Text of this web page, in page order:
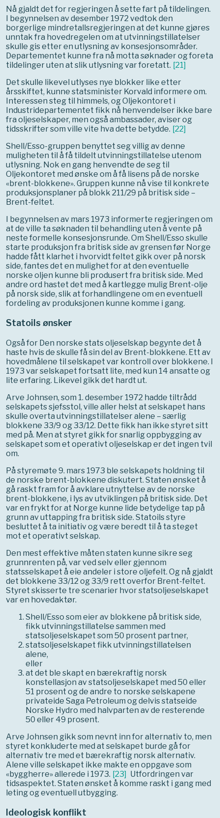
Nå gjaldt det for regjeringen å sette fart på tildelingen.
I begynnelsen av desember 1972 vedtok den
borgerlige mindretallsregjeringen at det kunne gjøres
unntak fra hovedregelen om at utvinningstillatelser
skulle gis etter en utlysning av konsesjonsområder.
Departementet kunne fra nå motta søknader og foreta
tildelinger uten at slik utlysning var foretatt. [21]
Det skulle likevel utlyses nye blokker like etter
årsskiftet, kunne statsminister Korvald informere om.
Interessen steg til himmels, og Oljekontoret i
Industridepartementet fikk nå henvendelser ikke bare
fra oljeselskaper, men også ambassader, aviser og
tidsskrifter som ville vite hva dette betydde. [22]
Shell/Esso-gruppen benyttet seg villig av denne
muligheten til å få tildelt utvinningstillatelse utenom
utlysning. Nok en gang henvendte de seg til
Oljekontoret med ønske om å få lisens på de norske
«brent-blokkene». Gruppen kunne nå vise til konkrete
produksjonsplaner på blokk 211/29 på britisk side –
Brent-feltet.
I begynnelsen av mars 1973 informerte regjeringen om
at de ville ta søknaden til behandling uten å vente på
neste formelle konsesjonsrunde. Om Shell/Esso skulle
starte produksjon fra britisk side av grensen før Norge
hadde fått klarhet i hvorvidt feltet gikk over på norsk
side, fantes det en mulighet for at den eventuelle
norske oljen kunne bli produsert fra britisk side. Med
andre ord hastet det med å kartlegge mulig Brent-olje
på norsk side, slik at forhandlingene om en eventuell
fordeling av produksjonen kunne komme i gang.
Statoils ønsker
Også for Den norske stats oljeselskap begynte det å
haste hvis de skulle få sin del av Brent-blokkene. Ett av
hovedmålene til selskapet var kontroll over blokkene. I
1973 var selskapet fortsatt lite, med kun 14 ansatte og
lite erfaring. Likevel gikk det hardt ut.
Arve Johnsen, som 1. desember 1972 hadde tiltrådd
selskapets sjefsstol, ville aller helst at selskapet hans
skulle overta utvinningstillatelser alene – særlig
blokkene 33/9 og 33/12. Dette fikk han ikke styret sitt
med på. Men at styret gikk for snarlig oppbygging av
selskapet som et operativt oljeselskap er det ingen tvil
om.
På styremøte 9. mars 1973 ble selskapets holdning til
de norske brent-blokkene diskutert. Staten ønsket å
gå raskt fram for å avklare utnyttelse av de norske
brent-blokkene, i lys av utviklingen på britisk side. Det
var en frykt for at Norge kunne lide betydelige tap på
grunn av uttapping fra britisk side. Statoils styre
besluttet å ta initiativ og være beredt til å ta steget
mot et operativt selskap.
Den mest effektive måten staten kunne sikre seg
grunnrenten på, var ved selv eller gjennom
statsselskapet å eie andeler i store oljefelt. Og nå gjaldt
det blokkene 33/12 og 33/9 rett overfor Brent-feltet.
Styret skisserte tre scenarier hvor statsoljeselskapet
var en hovedaktør.
Shell/Esso som eier av blokkene på britisk side,
fikk utvinningstillatelse sammen med
statsoljeselskapet som 50 prosent partner,
statsoljeselskapet fikk utvinningstillatelsen
alene,
eller
at det ble skapt en bærekraftig norsk
konstellasjon av statsoljeselskapet med 50 eller
51 prosent og de andre to norske selskapene
privateide Saga Petroleum og delvis statseide
Norske Hydro med halvparten av de resterende
50 eller 49 prosent.
Arve Johnsen gikk som nevnt inn for alternativ to, men
styret konkluderte med at selskapet burde gå for
alternativ tre med et bærekraftig norsk alternativ.
Alene ville selskapet ikke makte en oppgave som
«byggherre» allerede i 1973. [23] Utfordringen var
tidsaspektet. Staten ønsket å komme raskt i gang med
leting og eventuell utbygging.
Ideologisk konflikt